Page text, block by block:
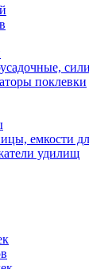
поклевки
емкости
удилищ